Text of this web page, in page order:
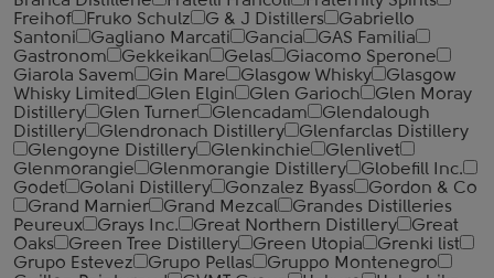
Freihof
Fruko Schulz G & J Distillers
Gabriello
Santoni
Gagliano Marcati Gancia
GAS Familia
Gastronom
Gekkeikan Gelas
Giacomo Sperone
Giarola Savem
Gin Mare Glasgow Whisky
Glasgow
Whisky Limited
Glen Elgin Glen Garioch
Glen Moray
Distillery
Glen Turner Glencadam
Glendalough
Distillery
Glendronach Distillery
Glenfarclas Distillery
Glengoyne Distillery
Glenkinchie
Glenlivet
Glenmorangie
Glenmorangie Distillery
Globefill Inc.
Godet
Golani Distillery Gonzalez Byass
Gordon & Co
Grand Marnier
Grand Mezcal
Grandes Distilleries
Peureux
Grays Inc. Great Northern Distillery
Great
Oaks
Green Tree Distillery Green Utopia
Grenki list
Grupo Estevez
Grupo Pellas
Gruppo Montenegro